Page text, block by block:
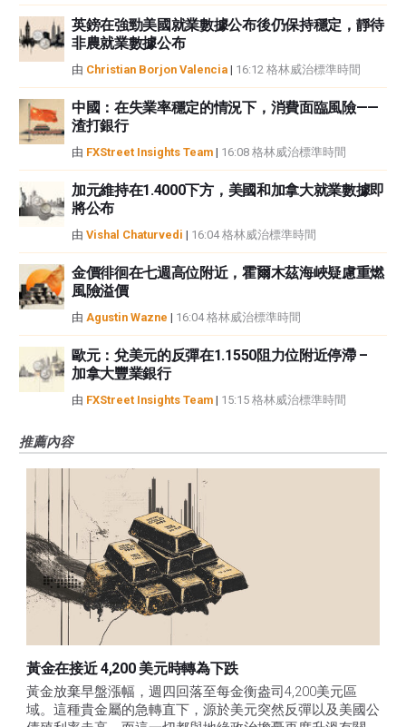
英鎊在強勁美國就業數據公布後仍保持穩定，靜待
非農就業數據公布
由 Christian Borjon Valencia | 16:12 格林威治標準時間
中國：在失業率穩定的情況下，消費面臨風險——
渣打銀行
由 FXStreet Insights Team | 16:08 格林威治標準時間
加元維持在1.4000下方，美國和加拿大就業數據即
將公布
由 Vishal Chaturvedi | 16:04 格林威治標準時間
金價徘徊在七週高位附近，霍爾木茲海峽疑慮重燃
風險溢價
由 Agustin Wazne | 16:04 格林威治標準時間
歐元：兌美元的反彈在1.1550阻力位附近停滯 –
加拿大豐業銀行
由 FXStreet Insights Team | 15:15 格林威治標準時間
推薦內容
黃金在接近 4,200 美元時轉為下跌
黃金放棄早盤漲幅，週四回落至每金衡盎司4,200美元區
域。這種貴金屬的急轉直下，源於美元突然反彈以及美國公